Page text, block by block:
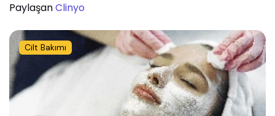
PaylaşanClinyo
Cilt Bakımı